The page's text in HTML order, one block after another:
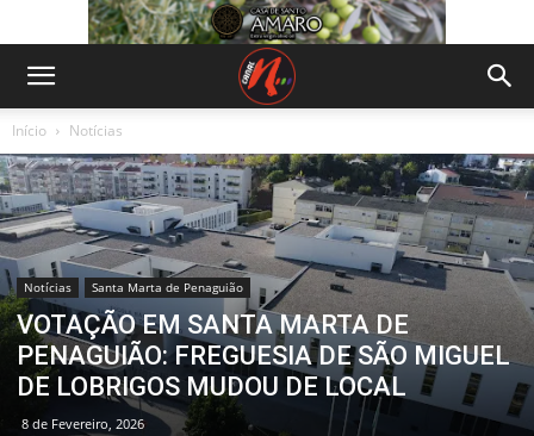
Início Notícias
Notícias Santa Marta de Penaguião
VOTAÇÃO EM SANTA MARTA DE
PENAGUIÃO: FREGUESIA DE SÃO MIGUEL
DE LOBRIGOS MUDOU DE LOCAL
8 de Fevereiro, 2026